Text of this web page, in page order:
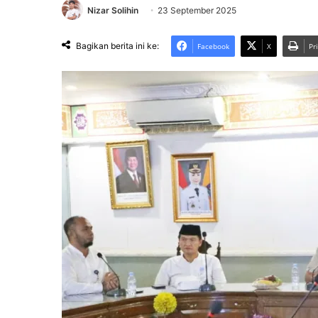
Nizar Solihin 23 September 2025
Bagikan berita ini ke: Facebook X